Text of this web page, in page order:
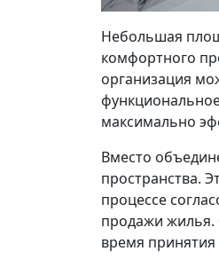
Небольшая
комфортного
организация
максимально
Вместо
пространства.
процессе
продажи жилья.
время принятия